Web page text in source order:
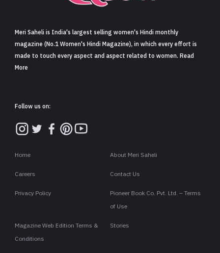
Meri Saheli is India's largest selling women's Hindi monthly
magazine (No.1 Women's Hindi Magazine), in which every effort is
made to touch every aspect and aspect related to women. Read
More
Follow us on:
Home About Meri Saheli
Careers Contact Us
Privacy Policy
Pioneer Book Co. Pvt. Ltd. – Terms
of Use
Magazine Web Edition Terms &
Conditions
Stories